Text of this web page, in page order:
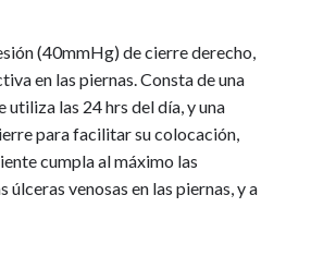
(40mmHg) de cierre derecho,
en las piernas. Consta de una
utiliza las 24 hrs del día, y una
para facilitar su colocación,
cumpla al máximo las
venosas en las piernas, y a